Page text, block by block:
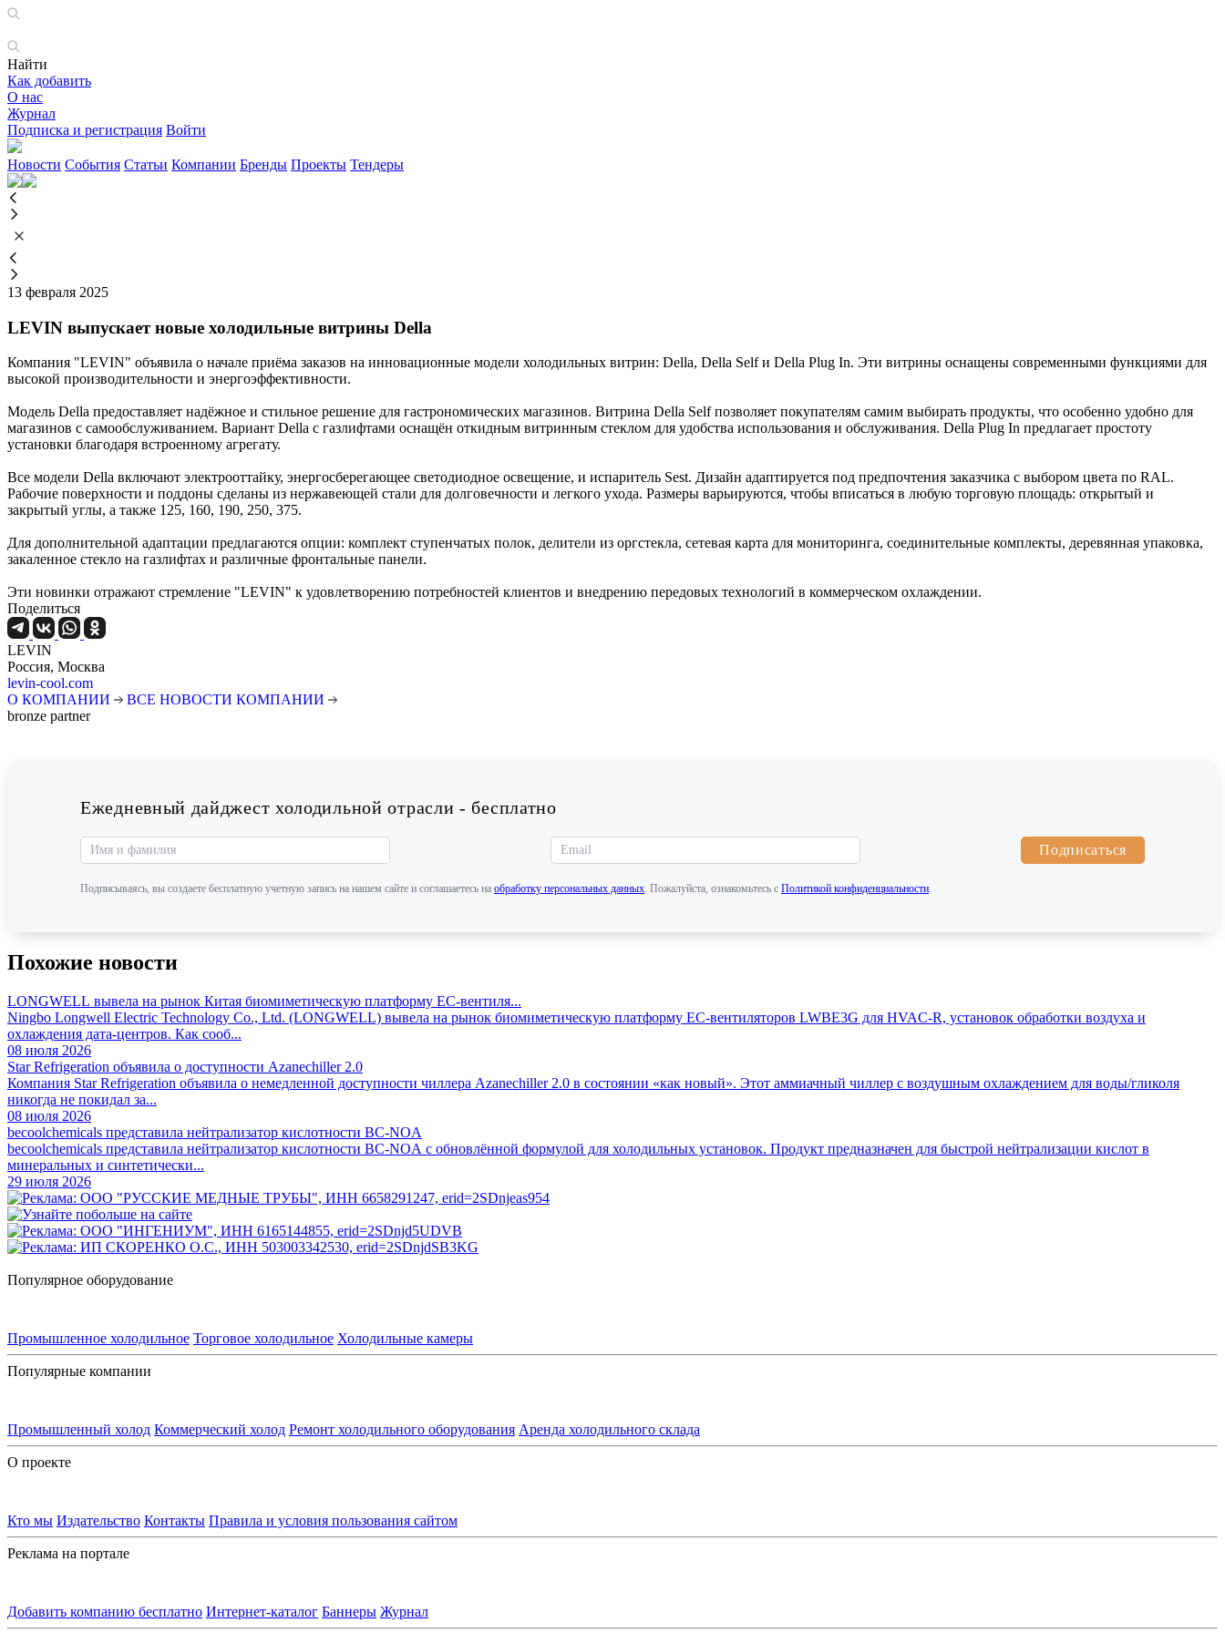
Найти
Как добавить
О нас
Журнал
Подписка и регистрация Войти
Новости События Статьи Компании Бренды Проекты Тендеры
13 февраля 2025
LEVIN выпускает новые холодильные витрины Della
Компания "LEVIN" объявила о начале приёма заказов на инновационные модели холодильных витрин: Della, Della Self и Della Plug In. Эти витрины оснащены современными функциями для
высокой производительности и энергоэффективности.
Модель Della предоставляет надёжное и стильное решение для гастрономических магазинов. Витрина Della Self позволяет покупателям самим выбирать продукты, что особенно удобно для
магазинов с самообслуживанием. Вариант Della с газлифтами оснащён откидным витринным стеклом для удобства использования и обслуживания. Della Plug In предлагает простоту
установки благодаря встроенному агрегату.
Все модели Della включают электрооттайку, энергосберегающее светодиодное освещение, и испаритель Sest. Дизайн адаптируется под предпочтения заказчика с выбором цвета по RAL.
Рабочие поверхности и поддоны сделаны из нержавеющей стали для долговечности и легкого ухода. Размеры варьируются, чтобы вписаться в любую торговую площадь: открытый и
закрытый углы, а также 125, 160, 190, 250, 375.
Для дополнительной адаптации предлагаются опции: комплект ступенчатых полок, делители из оргстекла, сетевая карта для мониторинга, соединительные комплекты, деревянная упаковка,
закаленное стекло на газлифтах и различные фронтальные панели.
Эти новинки отражают стремление "LEVIN" к удовлетворению потребностей клиентов и внедрению передовых технологий в коммерческом охлаждении.
Поделиться
LEVIN
Россия, Москва
levin-cool.com
О КОМПАНИИ
ВСЕ НОВОСТИ КОМПАНИИ
bronze partner
Ежедневный дайджест холодильной отрасли - бесплатно
Подписаться
Подписываясь, вы создаете бесплатную учетную запись на нашем сайте и соглашаетесь на обработку персональных данных. Пожалуйста, ознакомьтесь с Политикой конфиденциальности.
Похожие новости
LONGWELL вывела на рынок Китая биомиметическую платформу EC-вентиля...
Ningbo Longwell Electric Technology Co., Ltd. (LONGWELL) вывела на рынок биомиметическую платформу EC-вентиляторов LWBE3G для HVAC-R, установок обработки воздуха и
охлаждения дата-центров. Как сооб...
08 июля 2026
Star Refrigeration объявила о доступности Azanechiller 2.0
Компания Star Refrigeration объявила о немедленной доступности чиллера Azanechiller 2.0 в состоянии «как новый». Этот аммиачный чиллер с воздушным охлаждением для воды/гликоля
никогда не покидал за...
08 июля 2026
becoolchemicals представила нейтрализатор кислотности BC-NOA
becoolchemicals представила нейтрализатор кислотности BC-NOA с обновлённой формулой для холодильных установок. Продукт предназначен для быстрой нейтрализации кислот в
минеральных и синтетически...
29 июля 2026
Популярное оборудование
Промышленное холодильное Торговое холодильное Холодильные камеры
Популярные компании
Промышленный холод Коммерческий холод Ремонт холодильного оборудования Аренда холодильного склада
О проекте
Кто мы Издательство Контакты Правила и условия пользования сайтом
Реклама на портале
Добавить компанию бесплатно Интернет-каталог Баннеры Журнал